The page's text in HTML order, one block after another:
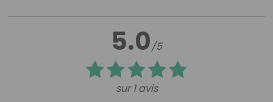
5.0/5
sur 1 avis